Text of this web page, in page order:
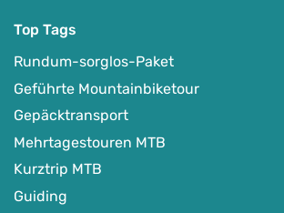
Top Tags
Rundum-sorglos-Paket
Geführte Mountainbiketour
Gepäcktransport
Mehrtagestouren MTB
Kurztrip MTB
Guiding